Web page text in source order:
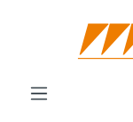
principale